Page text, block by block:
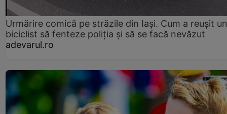
Urmărire comică pe străzile din Iași. Cum a reușit un
biciclist să fenteze poliția și să se facă nevăzut
adevarul.ro